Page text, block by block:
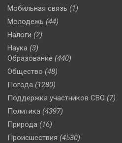
Мобильная связь (1)
Молодежь (44)
Налоги (2)
Наука (3)
Образование (440)
Общество (48)
Погода (1280)
Поддержка участников СВО (7)
Политика (4397)
Природа (16)
Происшествия (4530)